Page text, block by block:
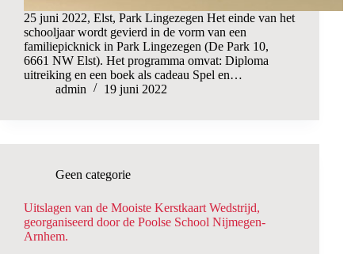
25 juni 2022, Elst, Park Lingezegen Het einde van het
schooljaar wordt gevierd in de vorm van een
familiepicknick in Park Lingezegen (De Park 10,
6661 NW Elst). Het programma omvat: Diploma
uitreiking en een boek als cadeau Spel en…
admin
19 juni 2022
Geen categorie
Uitslagen van de Mooiste Kerstkaart Wedstrijd,
georganiseerd door de Poolse School Nijmegen-
Arnhem.